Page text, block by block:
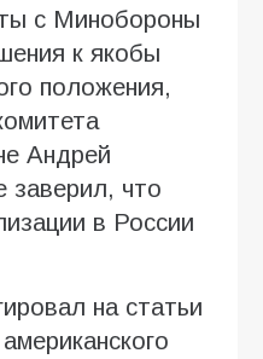
с Минобороны
к якобы
положения,
Андрей
заверил, что
в России
на статьи